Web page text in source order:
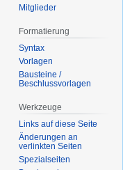
Mitglieder
Formatierung
Syntax
Vorlagen
Bausteine /
Beschlussvorlagen
Werkzeuge
Links auf diese Seite
Änderungen an
verlinkten Seiten
Spezialseiten